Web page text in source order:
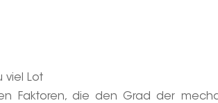
viel Lot
Faktoren, die den Grad der